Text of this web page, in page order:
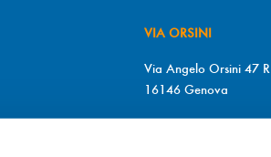
VIA ORSINI
Via Angelo Orsini 47 R
16146 Genova